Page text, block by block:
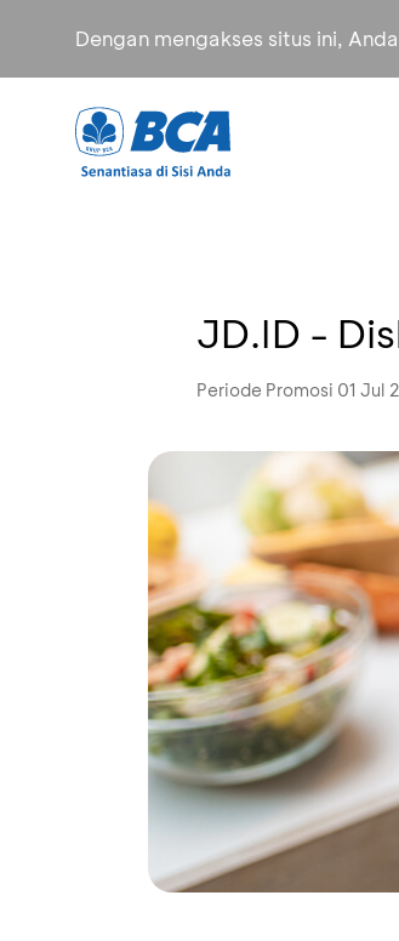
Dengan mengakses situs ini,
JD.ID -
Periode Promosi 01 Jul